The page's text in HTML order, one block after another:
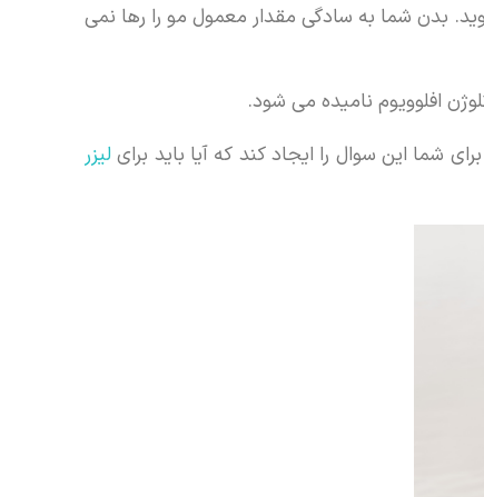
بدن شما به سادگی مقدار معمول مو را رها نمی
افلوویوم نامیده می شود.
این سوال را ایجاد کند که آیا باید برای لیزر